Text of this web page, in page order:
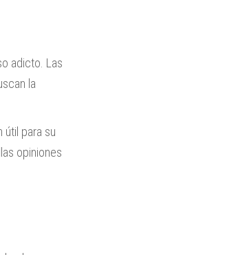
adicto. Las
la
útil para su
opiniones